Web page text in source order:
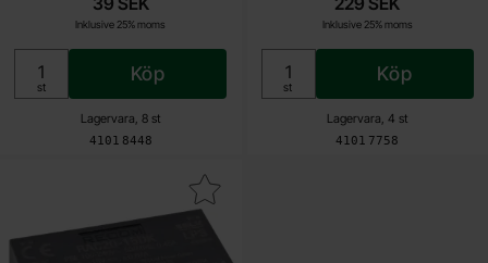
Art. nr
4101 8448
Lagervara, 8 st
Inklusive 25% moms
Enhet:
st
Köp
Art. nr
4101 7758
Lagervara, 4 st
Inklusive 25% moms
Enhet:
st
Köp
switchad strömförsörjning 20W ±15V som favorit